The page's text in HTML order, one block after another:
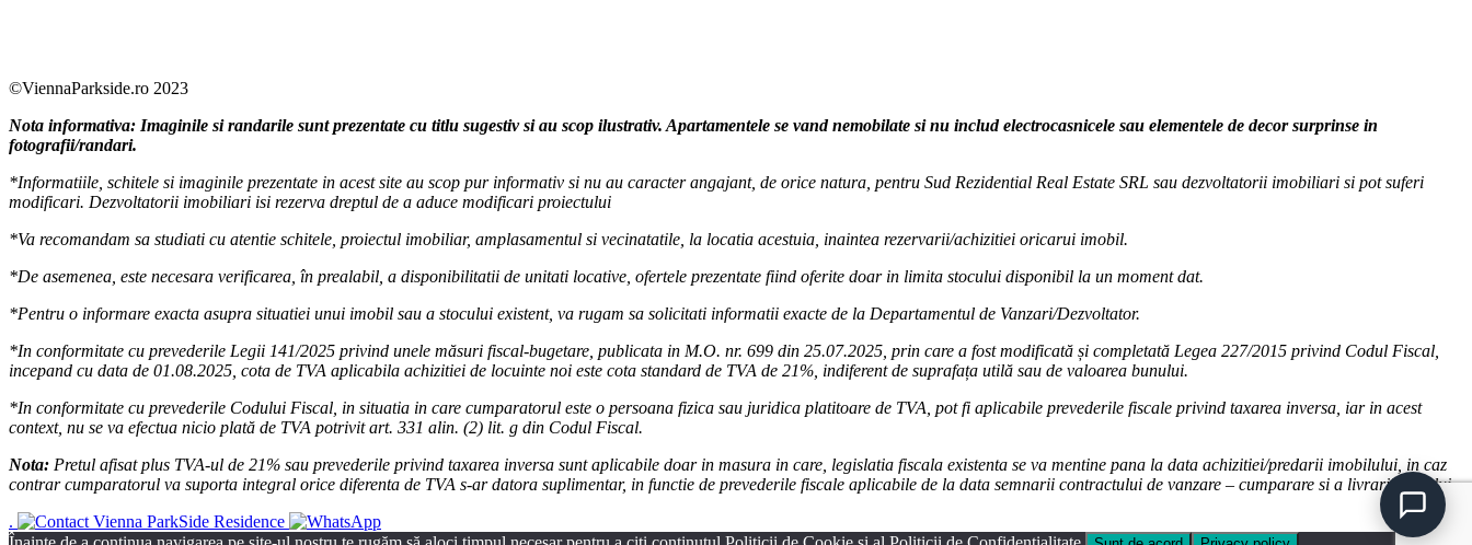
©ViennaParkside.ro 2023
Nota informativa: Imaginile si randarile sunt prezentate cu titlu sugestiv si au scop ilustrativ. Apartamentele se vand nemobilate si nu includ electrocasnicele sau elementele de decor surprinse in
fotografii/randari.
*Informatiile, schitele si imaginile prezentate in acest site au scop pur informativ si nu au caracter angajant, de orice natura, pentru Sud Rezidential Real Estate SRL sau dezvoltatorii imobiliari si pot suferi
modificari. Dezvoltatorii imobiliari isi rezerva dreptul de a aduce modificari proiectului
*Va recomandam sa studiati cu atentie schitele, proiectul imobiliar, amplasamentul si vecinatatile, la locatia acestuia, inaintea rezervarii/achizitiei oricarui imobil.
*De asemenea, este necesara verificarea, în prealabil, a disponibilitatii de unitati locative, ofertele prezentate fiind oferite doar in limita stocului disponibil la un moment dat.
*Pentru o informare exacta asupra situatiei unui imobil sau a stocului existent, va rugam sa solicitati informatii exacte de la Departamentul de Vanzari/Dezvoltator.
*In conformitate cu prevederile Legii 141/2025 privind unele măsuri fiscal-bugetare, publicata in M.O. nr. 699 din 25.07.2025, prin care a fost modificată și completată Legea 227/2015 privind Codul Fiscal,
incepand cu data de 01.08.2025, cota de TVA aplicabila achizitiei de locuinte noi este cota standard de TVA de 21%, indiferent de suprafața utilă sau de valoarea bunului.
*In conformitate cu prevederile Codului Fiscal, in situatia in care cumparatorul este o persoana fizica sau juridica platitoare de TVA, pot fi aplicabile prevederile fiscale privind taxarea inversa, iar in acest
context, nu se va efectua nicio plată de TVA potrivit art. 331 alin. (2) lit. g din Codul Fiscal.
Nota: Pretul afisat plus TVA-ul de 21% sau prevederile privind taxarea inversa sunt aplicabile doar in masura in care, legislatia fiscala existenta se va mentine pana la data achizitiei/predarii imobilului, in caz
contrar cumparatorul va suporta integral orice diferenta de TVA s-ar datora suplimentar, in functie de prevederile fiscale aplicabile de la data semnarii contractului de vanzare – cumparare si a livrarii bunului.
.